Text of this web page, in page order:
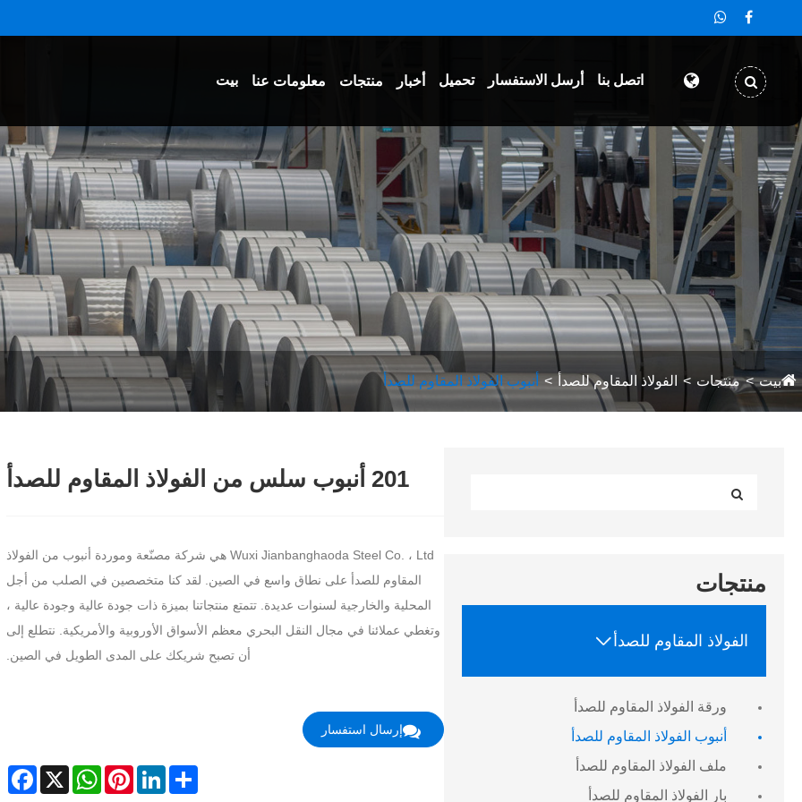
بيت معلومات عنا منتجات أخبار تحميل أرسل الاستفسار اتصل بنا
بيت منتجات الفولاذ المقاوم للصدأ أنبوب الفولاذ المقاوم للصدأ
منتجات
الفولاذ المقاوم للصدأ
ورقة الفولاذ المقاوم للصدأ
أنبوب الفولاذ المقاوم للصدأ
ملف الفولاذ المقاوم للصدأ
بار الفولاذ المقاوم للصدأ
201 أنبوب سلس من الفولاذ المقاوم للصدأ
Wuxi Jianbanghaoda Steel Co. ، Ltd هي شركة مصنّعة وموردة أنبوب من الفولاذ
المقاوم للصدأ على نطاق واسع في الصين. لقد كنا متخصصين في الصلب من أجل
المحلية والخارجية لسنوات عديدة. تتمتع منتجاتنا بميزة ذات جودة عالية وجودة عالية ،
وتغطي عملائنا في مجال النقل البحري معظم الأسواق الأوروبية والأمريكية. نتطلع إلى
أن تصبح شريكك على المدى الطويل في الصين.
إرسال استفسار
X
WhatsAppPinterestLinkedInShare